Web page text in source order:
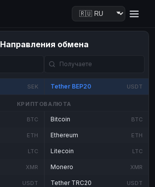
Направления обмена
SEK Tether BEP20 USDT
КРИПТОВАЛЮТА
BTC
ETH
LTC
XMR
USDT
Bitcoin BTC
Ethereum ETH
Litecoin LTC
Monero XMR
Tether TRC20 USDT